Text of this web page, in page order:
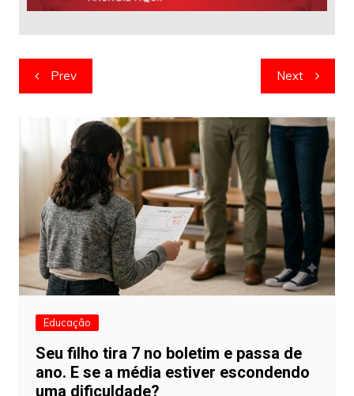
Navegação
de
artigos
Prev Next
Educação
Seu filho tira 7 no boletim e passa de
ano. E se a média estiver escondendo
uma dificuldade?